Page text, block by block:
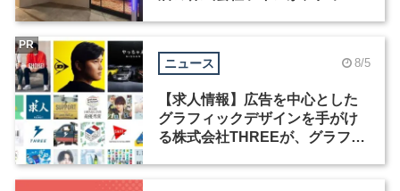
ニュース 8/5
【求人情報】広告を中心とした
グラフィックデザインを手がけ
る株式会社THREEが、グラフィ
PR